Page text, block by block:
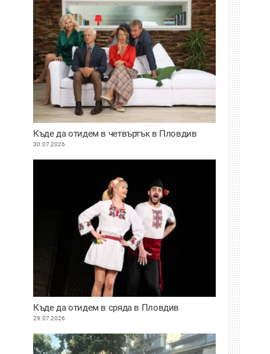
Къде да отидем в четвъртък в Пловдив
30.07.2026
Къде да отидем в сряда в Пловдив
29.07.2026